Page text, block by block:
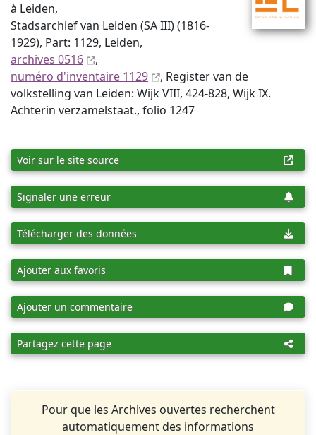
à Leiden,
Stadsarchief van Leiden (SA III) (1816-
1929), Part: 1129, Leiden,
archives 0516
,
numéro d'inventaire 1129
, Register van de
volkstelling van Leiden: Wijk VIII, 424-828, Wijk IX.
Achterin verzamelstaat., folio 1247
Voir sur le site source
Signaler une erreur
Télécharger des données
Ajouter aux favoris
Ajouter un commentaire
Partagez cette page
Pour que les Archives ouvertes recherchent
automatiquement des informations